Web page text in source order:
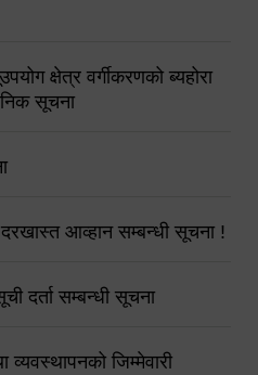
क्षेत्र वर्गीकरणको ब्यहोरा
सूचना
आव्हान सम्बन्धी सूचना !
दर्ता सम्बन्धी सूचना
जिम्मेवारी